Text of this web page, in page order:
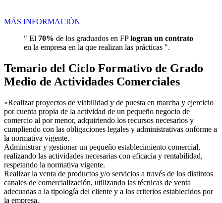
MÁS INFORMACIÓN
" El 70% de los graduados en FPlogran un contrato
en la empresa en la que realizan las prácticas ".
Temario del Ciclo Formativo de Grado
Medio de Actividades Comerciales
«Realizar proyectos de viabilidad y de puesta en marcha y ejercicio
por cuenta propia de la actividad de un pequeño negocio de
comercio al por menor, adquiriendo los recursos necesarios y
cumpliendo con las obligaciones legales y administrativas onforme a
la normativa vigente.
Administrar y gestionar un pequeño establecimiento comercial,
realizando las actividades necesarias con eficacia y rentabilidad,
respetando la normativa vigente.
Realizar la venta de productos y/o servicios a través de los distintos
canales de comercialización, utilizando las técnicas de venta
adecuadas a la tipología del cliente y a los criterios establecidos por
la empresa.